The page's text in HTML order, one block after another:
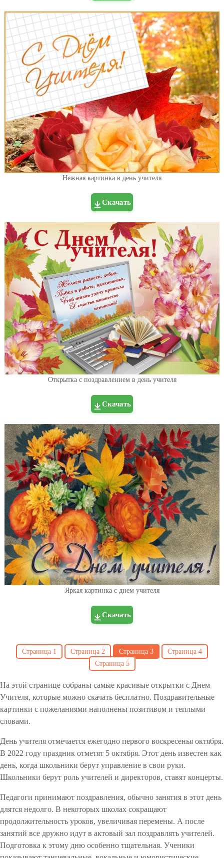
Нежная картинка в день учителя
Скачать
Открытка с поздравлением в день учителя
Скачать
Яркая картинка с днем учителя
Скачать
Страница 1 Страница 2 Страница 3 Страница 4
Страница 5
На этой странице собраны самые красивые открытки с Днем
Учителя, которые можно скачать бесплатно. Поздравительные
картинки с пожеланиями наполнены позитивом и теплыми
словами.
День учителя отмечается ежегодно первого воскресенья октября.
В 2022 году праздник отметят 5 октября. Этот день известен как
день, когда школьники берут управление в свои руки.
Школьники берут роль учителей и директоров, ставят концерты.
Педагоги принимают поздравления, обычно занятия в этот день
длятся недолго. В некоторых школах сокращают
продолжительность уроков, увеличивая перемены. А после
занятий все дружно идут в актовый зал поздравлять учителей.
Подготовка к этому дню особенно тщательная. Ученики